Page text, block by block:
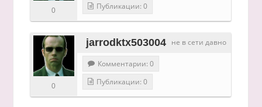
0
Публикации: 0
не в сети давно
jarrodktx503004
0
Комментарии: 0
Публикации: 0